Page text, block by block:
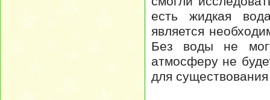
есть жидкая
является
Без воды не
атмосферу не
для